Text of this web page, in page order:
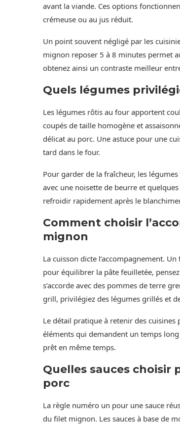
avant la viande. Ces options
crémeuse ou au jus réduit.
Un point souvent négligé par les
mignon reposer 5 à 8 minutes permet
obtenez ainsi un contraste meilleur
Quels légumes
Les légumes rôtis au four apportent
coupés de taille homogène et
délicat au porc. Une astuce pour une
tard dans le four.
Pour garder de la fraîcheur, les
avec une noisette de beurre et
refroidir rapidement après le
Comment choisir
mignon
La cuisson dicte l’accompagnement.
pour équilibrer la pâte feuilletée,
s’accorde avec des pommes de terre
grill, privilégiez des légumes grillés et
Le détail pratique à retenir des cuisines
éléments qui demandent un temps
prêt en même temps.
Quelles sauces
porc
La règle numéro un pour une sauce
du filet mignon. Les sauces à base de